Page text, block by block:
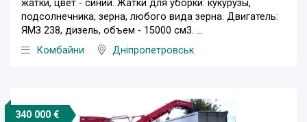
жатки, цвет - синий. Жатки для уборки: кукурузы,
подсолнечника, зерна, любого вида зерна. Двигатель:
ЯМЗ 238, дизель, объем - 15000 см3. ...
Комбайни
Дніпропетровськ
340 000 €